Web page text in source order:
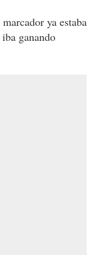
ya estaba
ganando